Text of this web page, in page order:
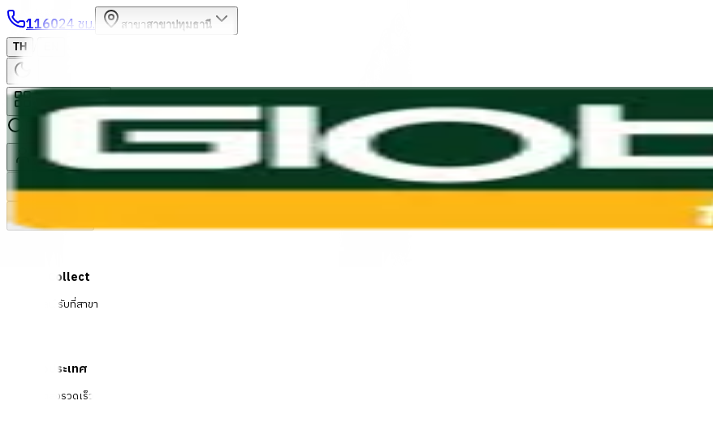
116024 ชม. สาขาสาขาปทุมธานี
TH
หมวดหมู่สินค้า
ค้นหา
บัญชีของฉัน
Previous slide
Click & Collect
สั่งออนไลน์ รับที่สาขา
จัดส่งทั่วประเทศ
บริการจัดส่งรวดเร็ว